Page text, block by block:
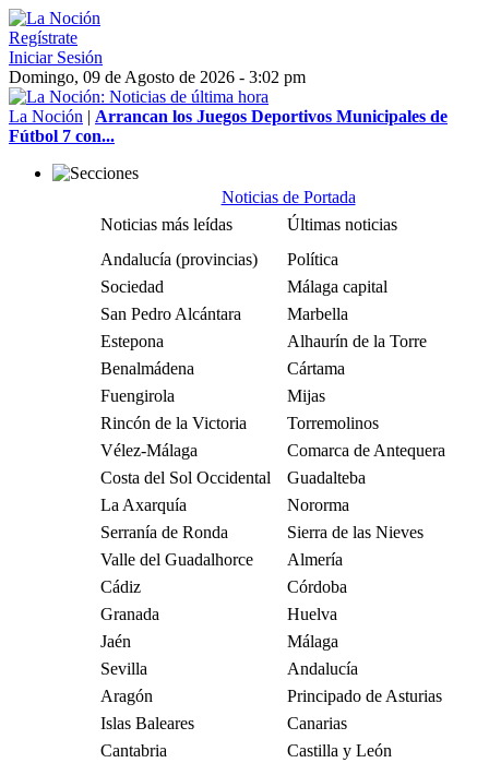
Regístrate
Iniciar Sesión
Domingo, 09 de Agosto de 2026 - 3:02 pm
La Noción | Arrancan los Juegos Deportivos Municipales de
Fútbol 7 con...
Noticias de Portada
Noticias más leídas
Últimas noticias
Andalucía (provincias)
Política
Sociedad
Málaga capital
San Pedro Alcántara
Marbella
Estepona
Alhaurín de la Torre
Benalmádena
Cártama
Fuengirola
Mijas
Rincón de la Victoria
Torremolinos
Vélez-Málaga
Comarca de Antequera
Costa del Sol Occidental
Guadalteba
La Axarquía
Nororma
Serranía de Ronda
Sierra de las Nieves
Valle del Guadalhorce
Almería
Cádiz
Córdoba
Granada
Huelva
Jaén
Málaga
Sevilla
Andalucía
Aragón
Principado de Asturias
Islas Baleares
Canarias
Cantabria
Castilla y León